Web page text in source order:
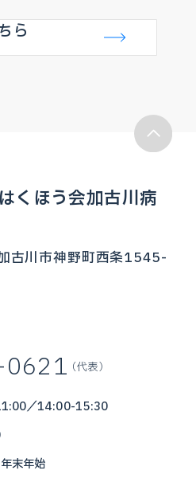
ら
くほう会加古川病
古川市神野町西条1545-
（代表）
／14:00-15:30
年末年始